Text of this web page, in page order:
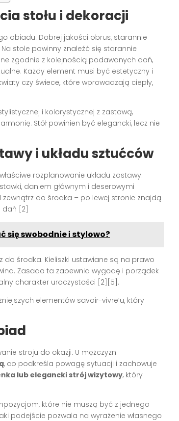
stołu i dekoracji
obiadu. Dobrej jakości obrus, starannie
stole powinny znaleźć się starannie
zgodnie z kolejnością podawanych dań,
Każdy element musi być estetyczny i
czy świece, które wprowadzają ciepły,
i kolorystycznej z zastawą,
Stół powinien być elegancki, lecz nie
i układu sztućców
rozplanowanie układu zastawy.
daniem głównym i deserowymi
zewnątrz do środka – po lewej stronie znajdą
dań [2]
się swobodnie i stylowo?
środka. Kieliszki ustawiane są na prawo
Zasada ta zapewnia wygodę i porządek
charakter uroczystości [2][5].
elementów savoir-vivre’u, który
stroju do okazji. U mężczyzn
, co podkreśla powagę sytuacji i zachowuje
lub elegancki strój wizytowy, który
które nie muszą być z jednego
podejście pozwala na wyrażenie własnego